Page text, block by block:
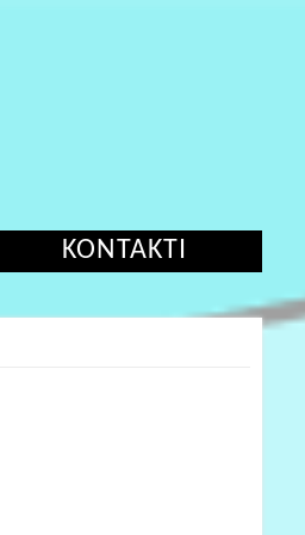
KONTAKTI